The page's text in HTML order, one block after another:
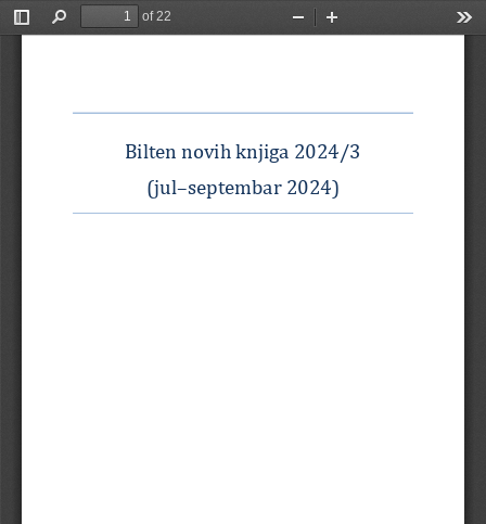
Toggle
Find
of 22
Zoom
Bilten novih knjiga 2024/3
(jul–septembar 2024)